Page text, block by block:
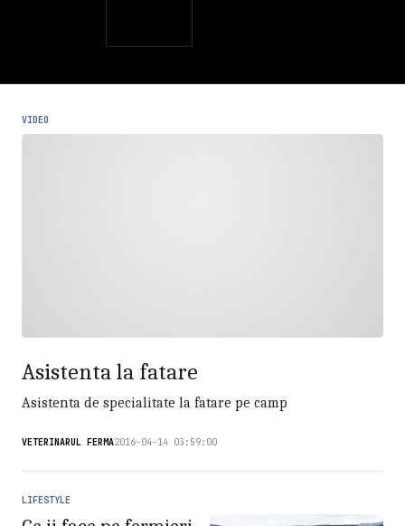
VIDEO
Asistenta la fatare
Asistenta de specialitate la fatare pe camp
VETERINARUL FERMA2016-04-14 03:59:00
LIFESTYLE